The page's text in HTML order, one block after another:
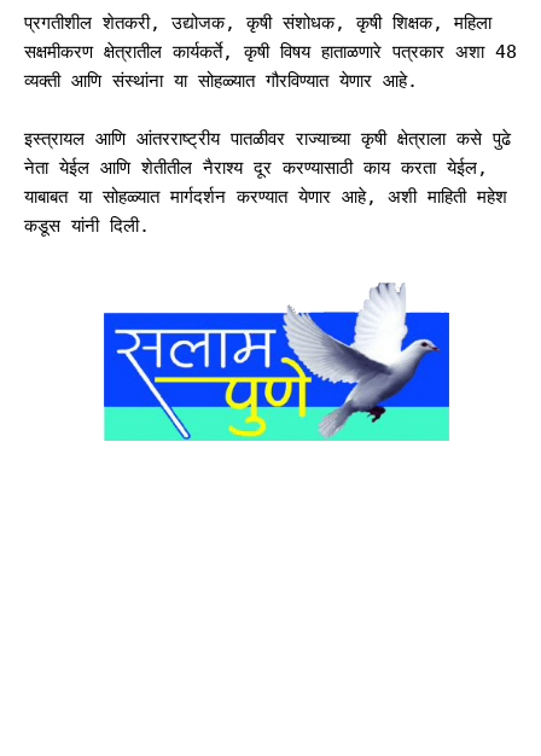
प्रगतीशील शेतकरी, उद्योजक, कृषी संशोधक, कृषी शिक्षक, महिला
सक्षमीकरण क्षेत्रातील कार्यकर्ते, कृषी विषय हाताळणारे पत्रकार अशा 48
व्यक्ती आणि संस्थांना या सोहळ्यात गौरविण्यात येणार आहे.
इस्त्रायल आणि आंतरराष्ट्रीय पातळीवर राज्याच्या कृषी क्षेत्राला कसे पुढे
नेता येईल आणि शेतीतील नैराश्य दूर करण्यासाठी काय करता येईल,
याबाबत या सोहळ्यात मार्गदर्शन करण्यात येणार आहे, अशी माहिती महेश
कडूस यांनी दिली.